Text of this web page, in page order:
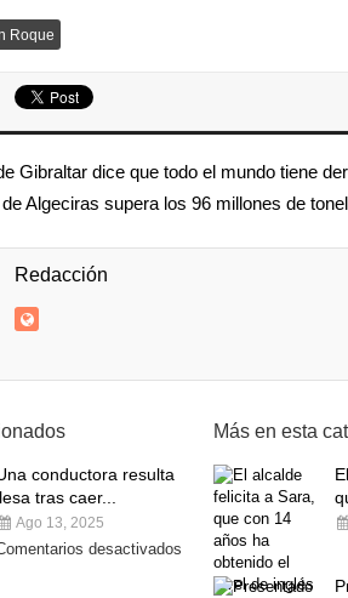
Roque
Gibraltar dice que todo el mundo tiene
Algeciras supera los 96 millones de
Redacción
conductora resulta
tras caer...
Ago 13, 2025
desactivados
Más en esta